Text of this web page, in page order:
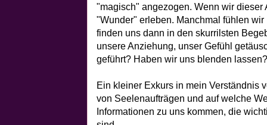
"magisch" angezogen. Wenn wir
"Wunder" erleben. Manchmal fühlen
finden uns dann in den skurrilsten
unsere Anziehung, unser Gefühl
geführt? Haben wir uns blenden
Ein kleiner Exkurs in mein Verständnis
von Seelenaufträgen und auf welche
Informationen zu uns kommen, die